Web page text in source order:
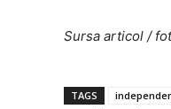
Sursa articol /
TAGS